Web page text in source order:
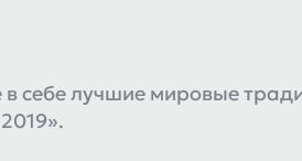
себе лучшие мировые